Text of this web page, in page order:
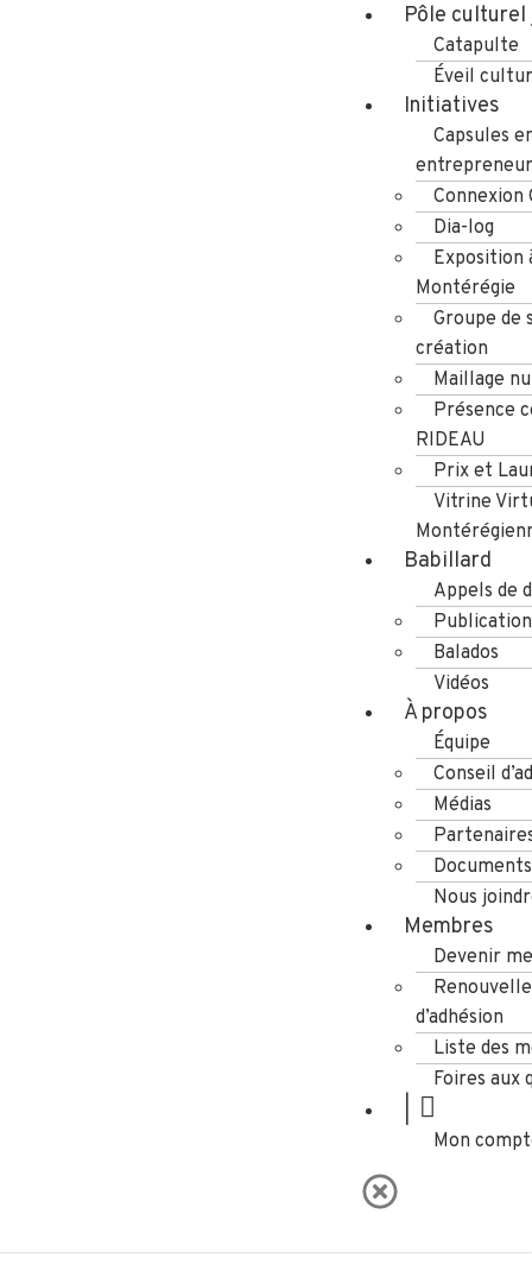
Pôle culturel
Catapulte
Éveil
Initiatives
Capsules
Connexion
Dia-log
Exposition
Montérégie
Groupe de
création
Maillage
Présence
RIDEAU
Prix et
Vitrine
Babillard
Appels de
Balados
Vidéos
À propos
Équipe
Conseil
Médias
Documents
Nous
Membres
Devenir
d’adhésion
Liste des
Foires aux
Mon